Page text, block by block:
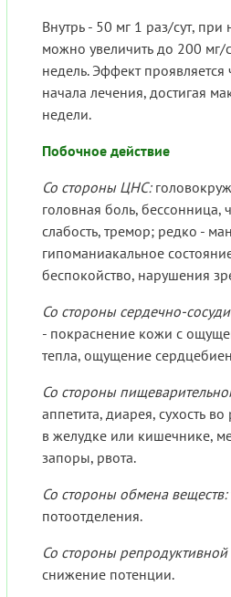
Внутрь - 50 мг 1 раз/сут,
можно увеличить до 200 мг/
недель. Эффект
начала лечения, достигая
недели.
Побочное действие
Со стороны ЦНС:
головная боль, бессонница,
слабость, тремор; редко -
гипоманиакальное
беспокойство, нарушения
Со стороны сердечно-
- покраснение кожи с
тепла, ощущение
Со стороны
аппетита, диарея, сухость
в желудке или кишечнике,
запоры, рвота.
Со стороны обмена веществ:
потоотделения.
Со стороны репродуктивной
снижение потенции.